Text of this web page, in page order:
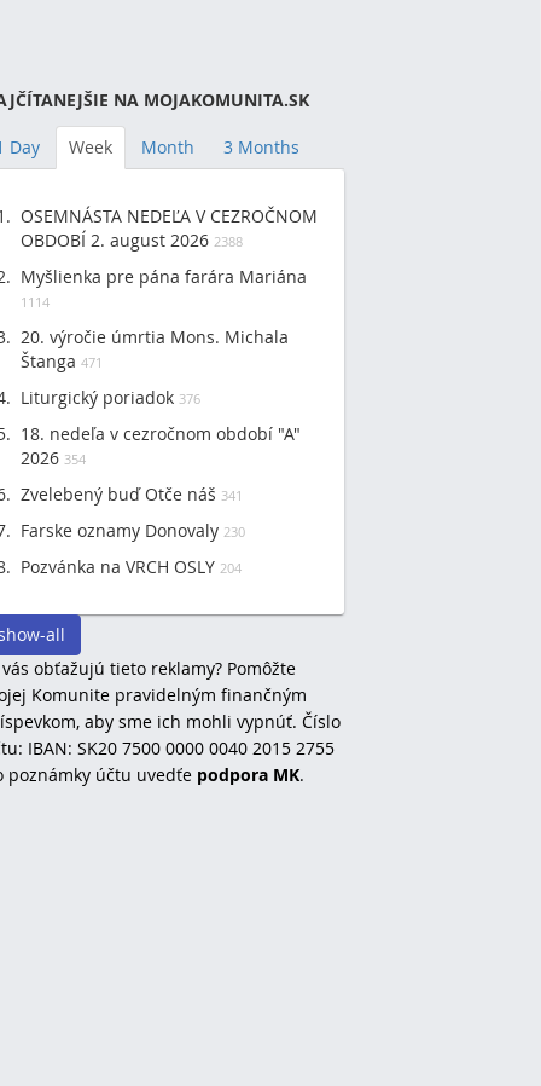
NA MOJAKOMUNITA.SK
Day Week Month 3 Months
OSEMNÁSTA NEDEĽA V CEZROČNOM
OBDOBÍ 2. august 2026 2388
Myšlienka pre pána farára Mariána
1114
20. výročie úmrtia Mons. Michala
Štanga 471
Liturgický poriadok 376
18. nedeľa v cezročnom období "A"
2026 354
Zvelebený buď Otče náš 341
Farske oznamy Donovaly 230
Pozvánka na VRCH OSLY 204
all
obťažujú tieto reklamy? Pomôžte
Komunite pravidelným finančným
aby sme ich mohli vypnúť. Číslo
IBAN: SK20 7500 0000 0040 2015 2755
poznámky účtu uvedťe podpora MK.